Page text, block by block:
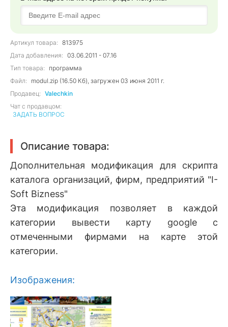
Артикул товара: 813975
Дата добавления: 03.06.2011 - 07.16
Тип товара:
программа
Файл:
modul.zip (16.50 Кб), загружен 03 июня 2011 г.
Продавец: Valechkin
Чат с продавцом:
ЗАДАТЬ ВОПРОС
Описание товара:
Дополнительная модификация для скрипта
каталога организаций, фирм, предприятий "I-
Soft Bizness"
Эта модификация позволяет в каждой
категории вывести карту google с
отмеченными фирмами на карте этой
категории.
Изображения: